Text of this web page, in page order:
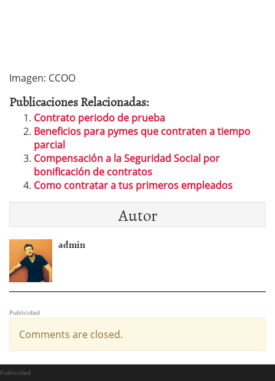
Imagen: CCOO
Publicaciones Relacionadas:
Contrato periodo de prueba
Beneficios para pymes que contraten a tiempo
parcial
Compensación a la Seguridad Social por
bonificación de contratos
Como contratar a tus primeros empleados
Autor
admin
Publicidad
Comments are closed.
Publicidad